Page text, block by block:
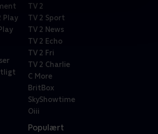
Play
TV 2
TV 2 Sport
TV 2 News
TV 2 Echo
TV 2 Fri
TV 2 Charlie
C More
BritBox
SkyShowtime
Oiii
Populært